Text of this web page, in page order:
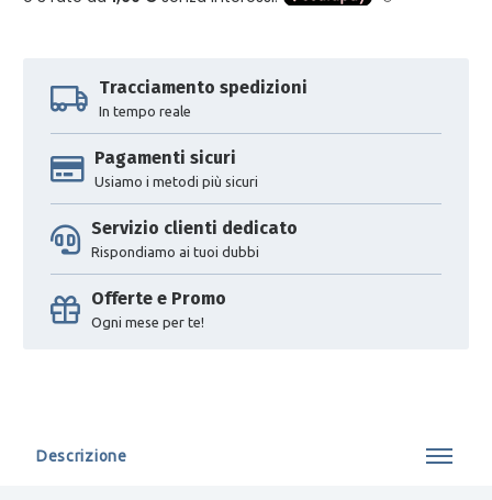
Tracciamento spedizioni
In tempo reale
Pagamenti sicuri
Usiamo i metodi più sicuri
Servizio clienti dedicato
Rispondiamo ai tuoi dubbi
Offerte e Promo
Ogni mese per te!
Descrizione